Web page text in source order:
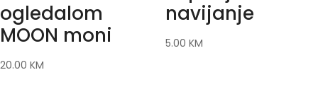
ogledalom
MOON moni
20.00 KM
navijanje
5.00 KM